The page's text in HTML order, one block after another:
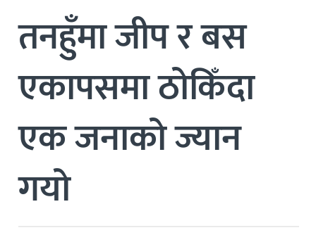
तनहुँमा जीप र बस
एकापसमा ठोकिँदा
एक जनाको ज्यान
गयो